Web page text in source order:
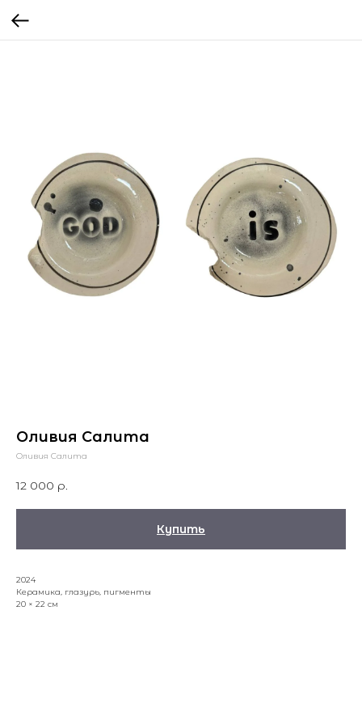
Оливия Салита
Оливия Салита
12 000 р.
Купить
2024
Керамика, глазурь, пигменты
20 × 22 см